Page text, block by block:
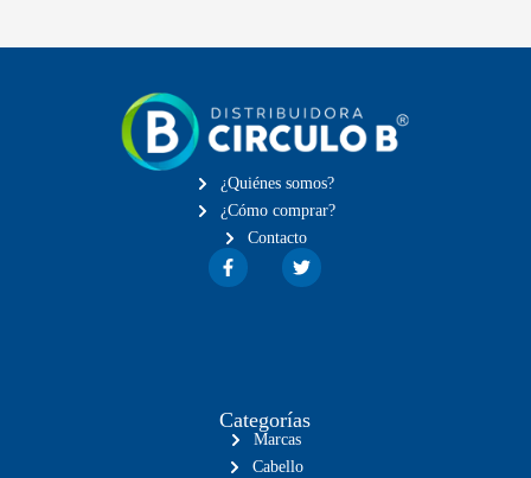
¿Quiénes somos?
¿Cómo comprar?
Contacto
Categorías
Marcas
Cabello